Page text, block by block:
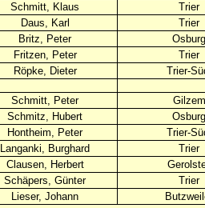
Schmitt, Klaus
Trier
Daus, Karl
Trier
Britz, Peter
Osburg
Fritzen, Peter
Trier
Röpke, Dieter Trier-
Schmitt, Peter
Gilzem
Schmitz, Hubert
Osburg
Hontheim, Peter
Trier-
Langanki, Burghard
Trier
Clausen, Herbert
Schäpers, Günter
Trier
Lieser, Johann